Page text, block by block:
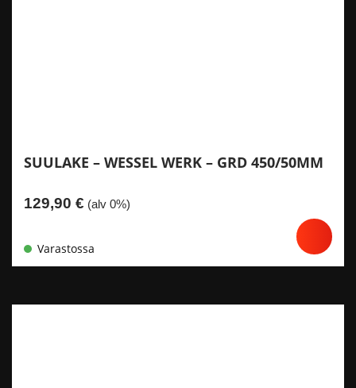
SUULAKE – WESSEL WERK – GRD 450/50MM
129,90 € (alv 0%)
Varastossa